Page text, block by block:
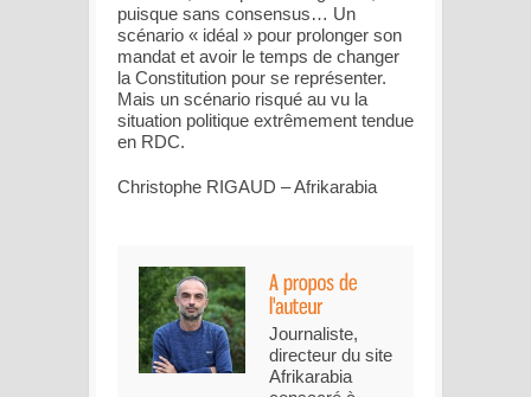
puisque sans consensus… Un
scénario « idéal » pour prolonger son
mandat et avoir le temps de changer
la Constitution pour se représenter.
Mais un scénario risqué au vu la
situation politique extrêmement tendue
en RDC.
Christophe RIGAUD – Afrikarabia
Journaliste,
directeur du site
Afrikarabia